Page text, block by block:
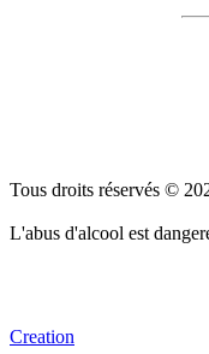
Tous droits réservés ©
L'abus d'alcool est
Creation